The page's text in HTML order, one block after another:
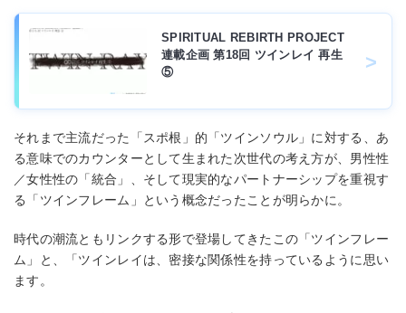
SPIRITUAL REBIRTH PROJECT
連載企画 第18回 ツインレイ 再生
⑤
それまで主流だった「スポ根」的「ツインソウル」に対する、あ
る意味でのカウンターとして⽣まれた次世代の考え⽅が、男性性
／⼥性性の「統合」、そして現実的なパートナーシップを重視す
る「ツインフレーム」という概念だったことが明らかに。
時代の潮流ともリンクする形で登場してきたこの「ツインフレー
ム」と、「ツインレイは、密接な関係性を持っているように思い
ます。